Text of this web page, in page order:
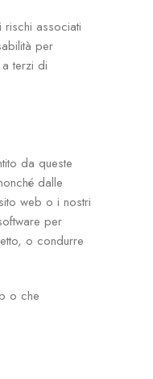
associati
per
terzi di
da queste
dalle
web o i nostri
per
o condurre
o che